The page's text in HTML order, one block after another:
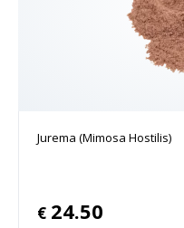
Jurema (Mimosa Hostilis)
€ 24.50